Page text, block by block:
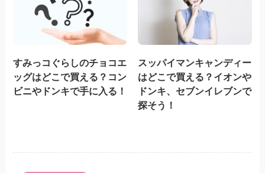
すみっコぐらしのチョコエ
ッグはどこで買える？コン
ビニやドンキで手に入る！
スッパイマンキャンディー
はどこで買える？イオンや
ドンキ、セブンイレブンで
探そう！